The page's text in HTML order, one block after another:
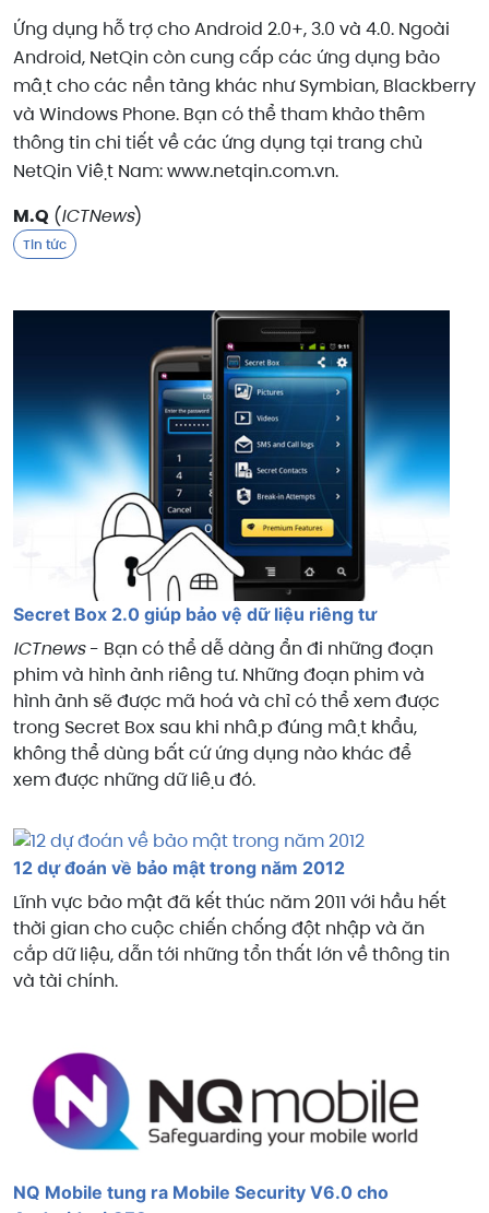
Ứng dụng hỗ trợ cho Android 2.0+, 3.0 và 4.0. Ngoài
Android, NetQin còn cung cấp các ứng dụng bảo
mật cho các nền tảng khác như Symbian, Blackberry
và Windows Phone. Bạn có thể tham khảo thêm
thông tin chi tiết về các ứng dụng tại trang chủ
NetQin Việt Nam: www.netqin.com.vn.
M.Q (ICTNews)
Tin tức
Secret Box 2.0 giúp bảo vệ dữ liệu riêng tư
ICTnews- Bạn có thể dễ dàng ẩn đi những đoạn
phim và hình ảnh riêng tư. Những đoạn phim và
hình ảnh sẽ được mã hoá và chỉ có thể xem được
trong Secret Box sau khi nhập đúng mật khẩu,
không thể dùng bất cứ ứng dụng nào khác để
xem được những dữ liệu đó.
12 dự đoán về bảo mật trong năm 2012
Lĩnh vực bảo mật đã kết thúc năm 2011 với hầu hết
thời gian cho cuộc chiến chống đột nhập và ăn
cắp dữ liệu, dẫn tới những tổn thất lớn về thông tin
và tài chính.
NQ Mobile tung ra Mobile Security V6.0 cho